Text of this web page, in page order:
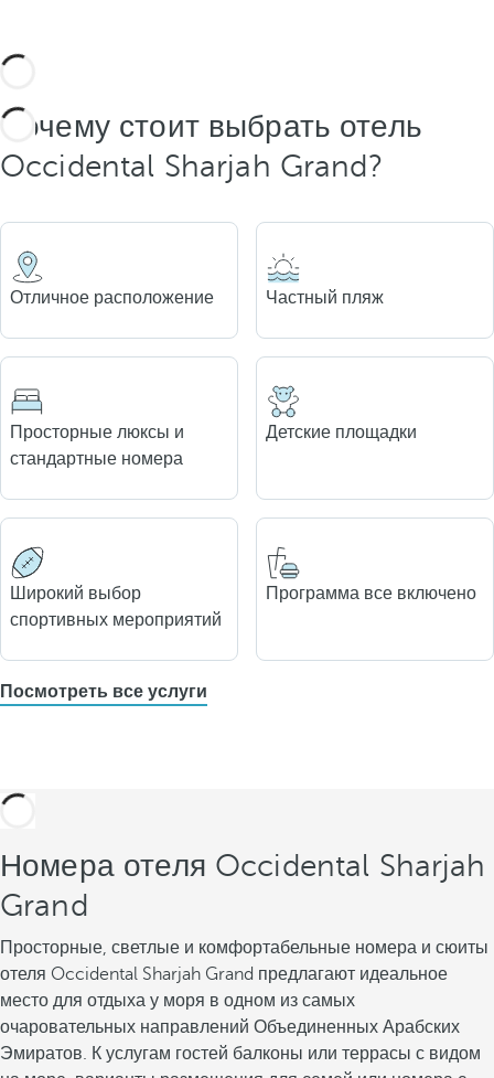
Почему стоит выбрать отель
Occidental Sharjah Grand?
Отличное расположение Частный пляж
Просторные люксы и
стандартные номера
Детские площадки
Широкий выбор
спортивных мероприятий
Программа все включено
Посмотреть все услуги
Номера отеля Occidental Sharjah
Grand
Просторные, светлые и комфортабельные номера и сюиты
отеля Occidental Sharjah Grand предлагают идеальное
место для отдыха у моря в одном из самых
очаровательных направлений Объединенных Арабских
Эмиратов. К услугам гостей балконы или террасы с видом